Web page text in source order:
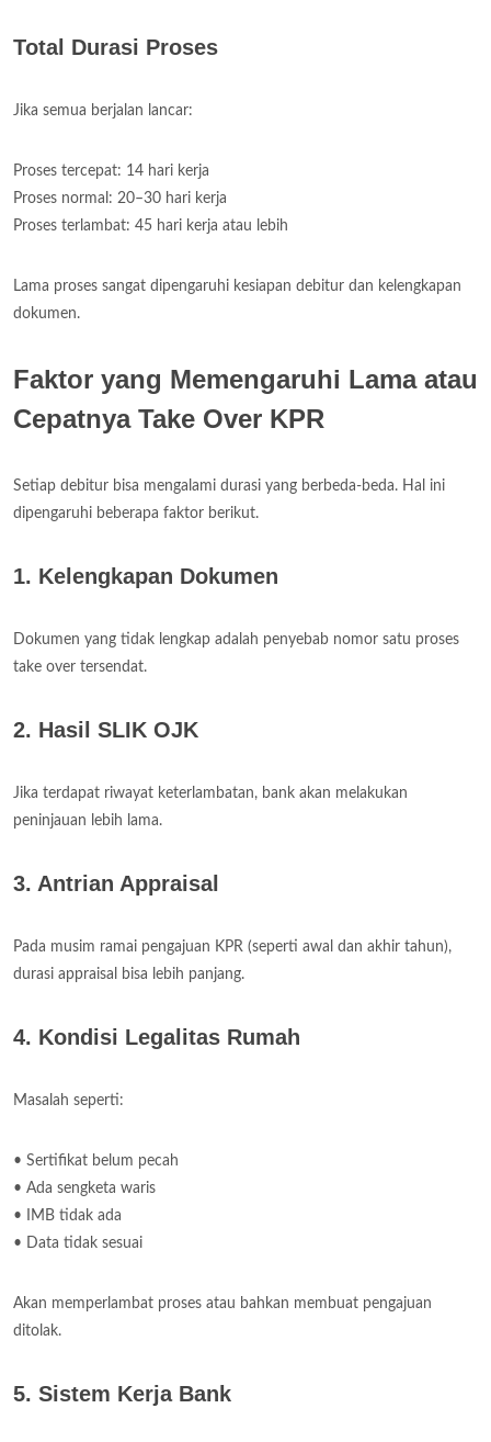
Total Durasi Proses
Jika semua berjalan lancar:
Proses tercepat: 14 hari kerja
Proses normal: 20–30 hari kerja
Proses terlambat: 45 hari kerja atau lebih
Lama proses sangat dipengaruhi kesiapan debitur dan kelengkapan
dokumen.
Faktor yang Memengaruhi Lama atau
Cepatnya Take Over KPR
Setiap debitur bisa mengalami durasi yang berbeda-beda. Hal ini
dipengaruhi beberapa faktor berikut.
1. Kelengkapan Dokumen
Dokumen yang tidak lengkap adalah penyebab nomor satu proses
take over tersendat.
2. Hasil SLIK OJK
Jika terdapat riwayat keterlambatan, bank akan melakukan
peninjauan lebih lama.
3. Antrian Appraisal
Pada musim ramai pengajuan KPR (seperti awal dan akhir tahun),
durasi appraisal bisa lebih panjang.
4. Kondisi Legalitas Rumah
Masalah seperti:
• Sertifikat belum pecah
• Ada sengketa waris
• IMB tidak ada
• Data tidak sesuai
Akan memperlambat proses atau bahkan membuat pengajuan
ditolak.
5. Sistem Kerja Bank